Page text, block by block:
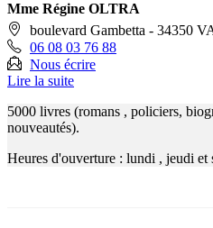
Mme Régine OLTRA
boulevard Gambetta - 34350
06 08 03 76 88
Nous écrire
Lire la suite
5000 livres (romans , policiers,
nouveautés).
Heures d'ouverture : lundi , jeudi et